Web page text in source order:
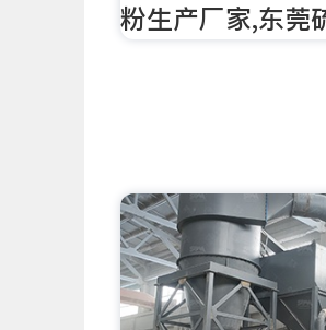
粉生产厂家,东莞